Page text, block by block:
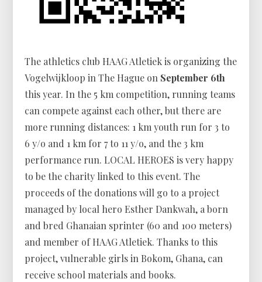
The athletics club HAAG Atletiek is organizing the
Vogelwijkloop in The Hague on September 6th
this year. In the 5 km competition, running teams
can compete against each other, but there are
more running distances: 1 km youth run for 3 to
6 y/o and 1 km for 7 to 11 y/o, and the 3 km
performance run. LOCAL HEROES is very happy
to be the charity linked to this event. The
proceeds of the donations will go to a project
managed by local hero Esther Dankwah, a born
and bred Ghanaian sprinter (60 and 100 meters)
and member of HAAG Atletiek. Thanks to this
project, vulnerable girls in Bokom, Ghana, can
receive school materials and books.